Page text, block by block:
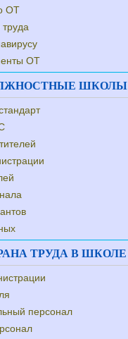
ОТ
ОТ
ШКОЛЫ
ТРУДА В ШКОЛЕ
персонал